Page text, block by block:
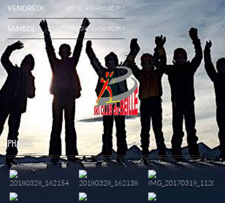
VENDREDI 09:00 AM – 06:00 PM
SAMEDI 09:00 AM – 06:00 PM
PHOTOS